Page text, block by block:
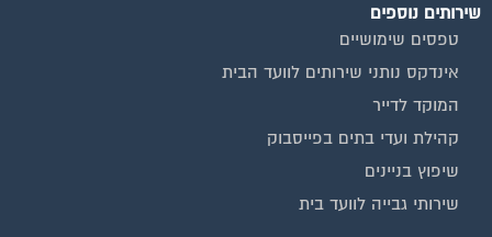
שירותים נוספים
טפסים שימושיים
אינדקס נותני שירותים לוועד הבית
המוקד לדייר
קהילת ועדי בתים בפייסבוק
שיפוץ בניינים
שירותי גבייה לוועד בית